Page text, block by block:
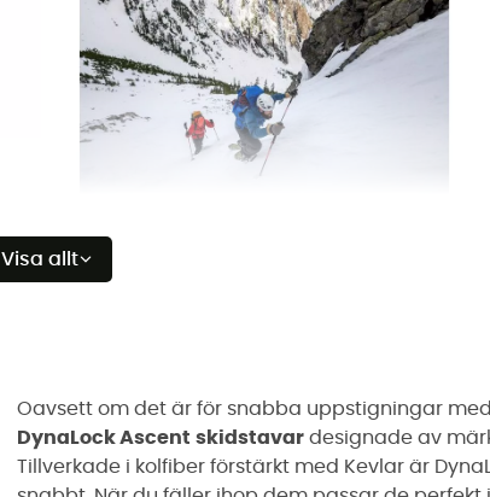
Visa allt
Oavsett om det är för snabba uppstigningar
DynaLock Ascent skidstavar designade av
Tillverkade i kolfiber förstärkt med Kevlar är